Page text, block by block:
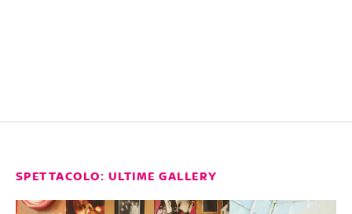
SPETTACOLO: ULTIME GALLERY